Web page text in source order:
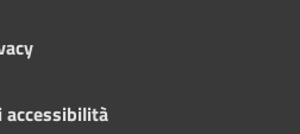
accessibilità